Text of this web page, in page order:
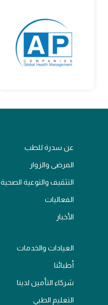
عن سدرة للطب
المرضى والزوار
التثقيف والتوعية الصحية
الفعاليات
الأخبار
العيادات والخدمات
أطبائنا
شركاء التأمين لدينا
التعليم الطبي